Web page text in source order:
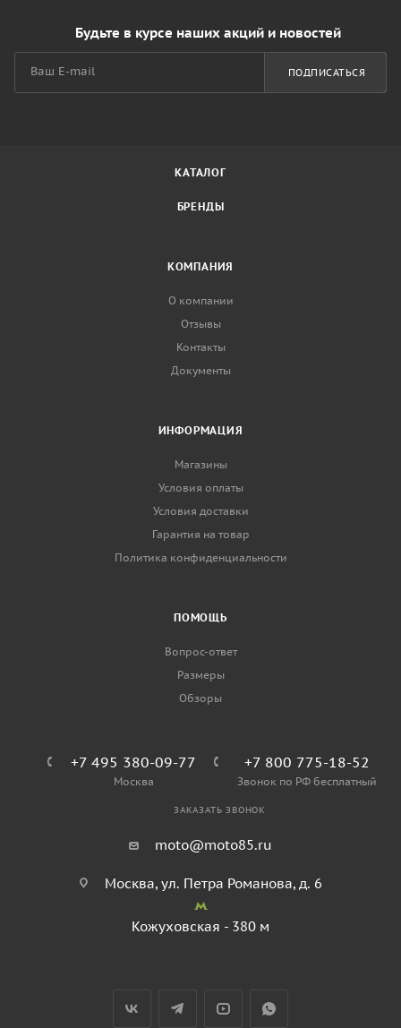
Будьте в курсе наших акций и новостей
ПОДПИСАТЬСЯ
КАТАЛОГ
БРЕНДЫ
КОМПАНИЯ
О компании
Отзывы
Контакты
Документы
ИНФОРМАЦИЯ
Магазины
Условия оплаты
Условия доставки
Гарантия на товар
Политика конфиденциальности
ПОМОЩЬ
Вопрос-ответ
Размеры
Обзоры
+7 495 380-09-77
Москва
+7 800 775-18-52
Звонок по РФ бесплатный
ЗАКАЗАТЬ ЗВОНОК
moto@moto85.ru
Москва, ул. Петра Романова, д. 6
Кожуховская - 380 м